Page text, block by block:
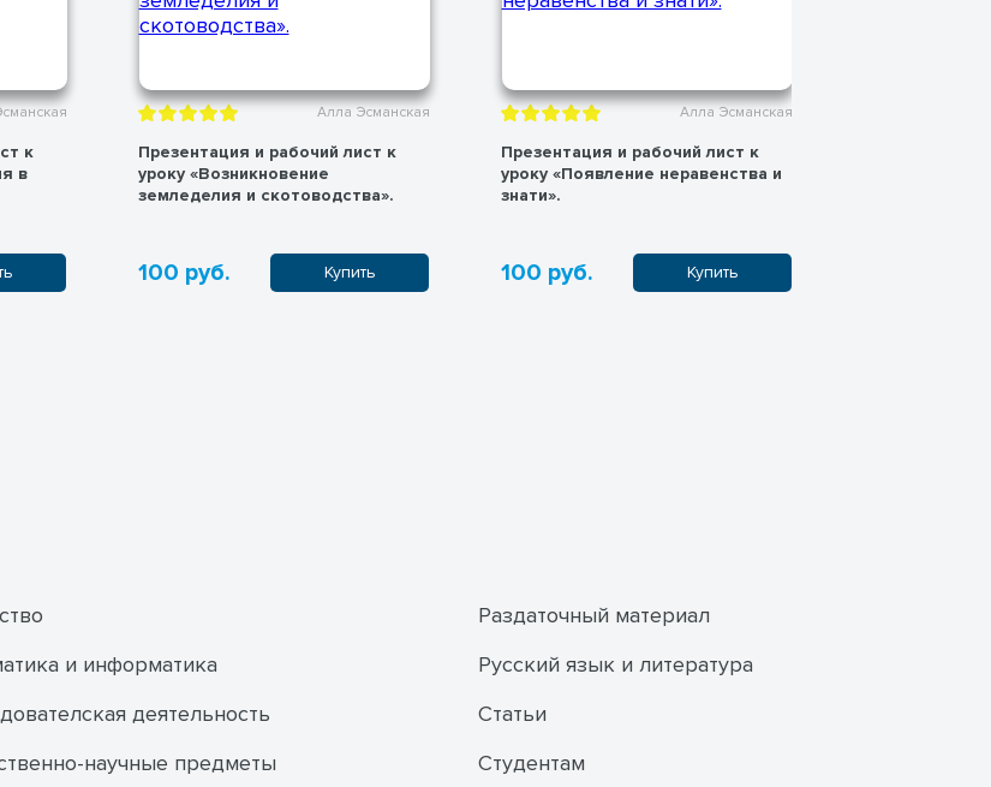
к
в
Алла Эсманская
Презентация и рабочий лист к
уроку «Возникновение
земледелия и скотоводства».
100 руб. Купить
Алла Эсманская
Презентация и рабочий лист к
уроку «Появление неравенства и
знати».
100 руб. Купить
и информатика
деятельность
научные предметы
Раздаточный материал
Русский язык и литература
Статьи
Студентам